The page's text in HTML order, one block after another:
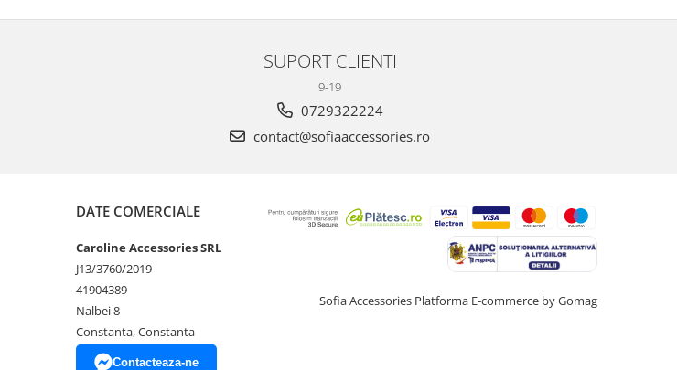
SUPORT CLIENTI
9-19
0729322224
contact@sofiaaccessories.ro
DATE COMERCIALE
Caroline Accessories SRL
J13/3760/2019
41904389
Nalbei 8
Constanta, Constanta
Contacteaza-ne
Sofia Accessories Platforma E-commerce by Gomag